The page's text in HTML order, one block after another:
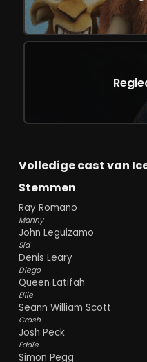
Volledige cast van
Stemmen
Ray Romano
Manny
John Leguizamo
Sid
Denis Leary
Diego
Queen Latifah
Ellie
Seann William Scott
Crash
Josh Peck
Eddie
Simon Pegg